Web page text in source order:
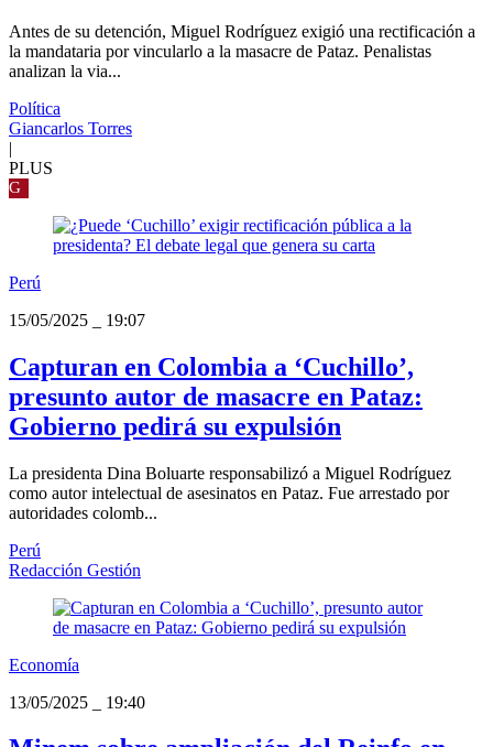
Antes de su detención, Miguel Rodríguez exigió una rectificación a
la mandataria por vincularlo a la masacre de Pataz. Penalistas
analizan la via...
Política
Giancarlos Torres
|
PLUS
G
Perú
15/05/2025
19:07
Capturan en Colombia a ‘Cuchillo’,
presunto autor de masacre en Pataz:
Gobierno pedirá su expulsión
La presidenta Dina Boluarte responsabilizó a Miguel Rodríguez
como autor intelectual de asesinatos en Pataz. Fue arrestado por
autoridades colomb...
Perú
Redacción Gestión
Economía
13/05/2025
19:40